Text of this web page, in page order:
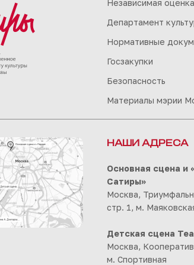
Независимая
Департамент
Нормативные
Госзакупки
Безопасность
Материалы мэрии
НАШИ АДРЕСА
Основная сцена и
Сатиры»
Москва,
стр. 1, м.
Детская сцена
Москва,
м. Спортивная